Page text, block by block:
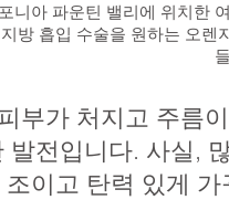
니아 파운틴 밸리에 위치한
방 흡입 수술을 원하는 오렌
부가 처지고 주름
발전입니다. 사실,
이고 탄력 있게